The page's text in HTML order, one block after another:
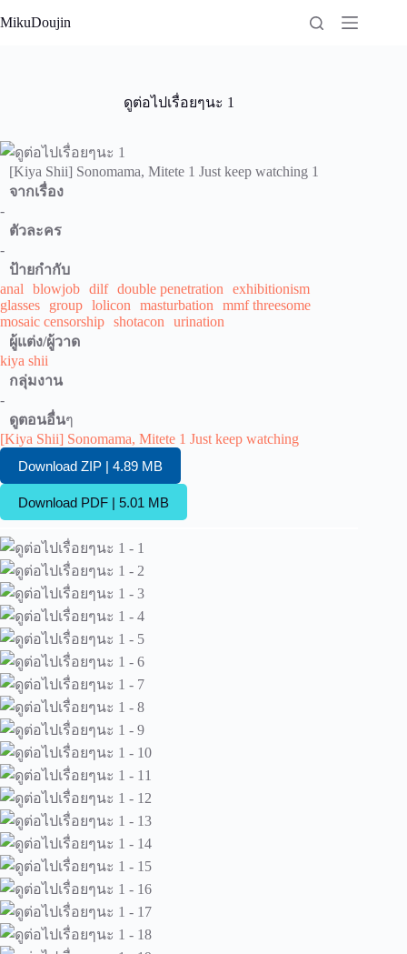
to
MikuDoujin
ดูต่อไปเรื่อยๆนะ 1
[Kiya Shii] Sonomama, Mitete 1 Just keep watching 1
จากเรื่อง
-
ตัวละคร
-
ป้ายกำกับ
anal
blowjob dilf double penetration
exhibitionism
glasses
group lolicon masturbation
mmf threesome
mosaic censorship shotacon
urination
ผู้แต่ง/ผู้วาด
kiya shii
กลุ่มงาน
-
ดูตอนอื่นๆ
[Kiya Shii] Sonomama, Mitete 1 Just keep watching
Download ZIP | 4.89 MB
Download PDF | 5.01 MB